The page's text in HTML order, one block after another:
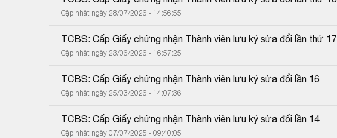
Cập nhật ngày 28/07/2026 - 14:56:55
TCBS: Cấp Giấy chứng nhận Thành viên lưu ký sửa đổi lần thứ 17
Cập nhật ngày 23/06/2026 - 16:57:25
TCBS: Cấp Giấy chứng nhận Thành viên lưu ký sửa đổi lần 16
Cập nhật ngày 25/03/2026 - 14:07:36
TCBS: Cấp Giấy chứng nhận Thành viên lưu ký sửa đổi lần 14
Cập nhật ngày 07/07/2025 - 09:40:05